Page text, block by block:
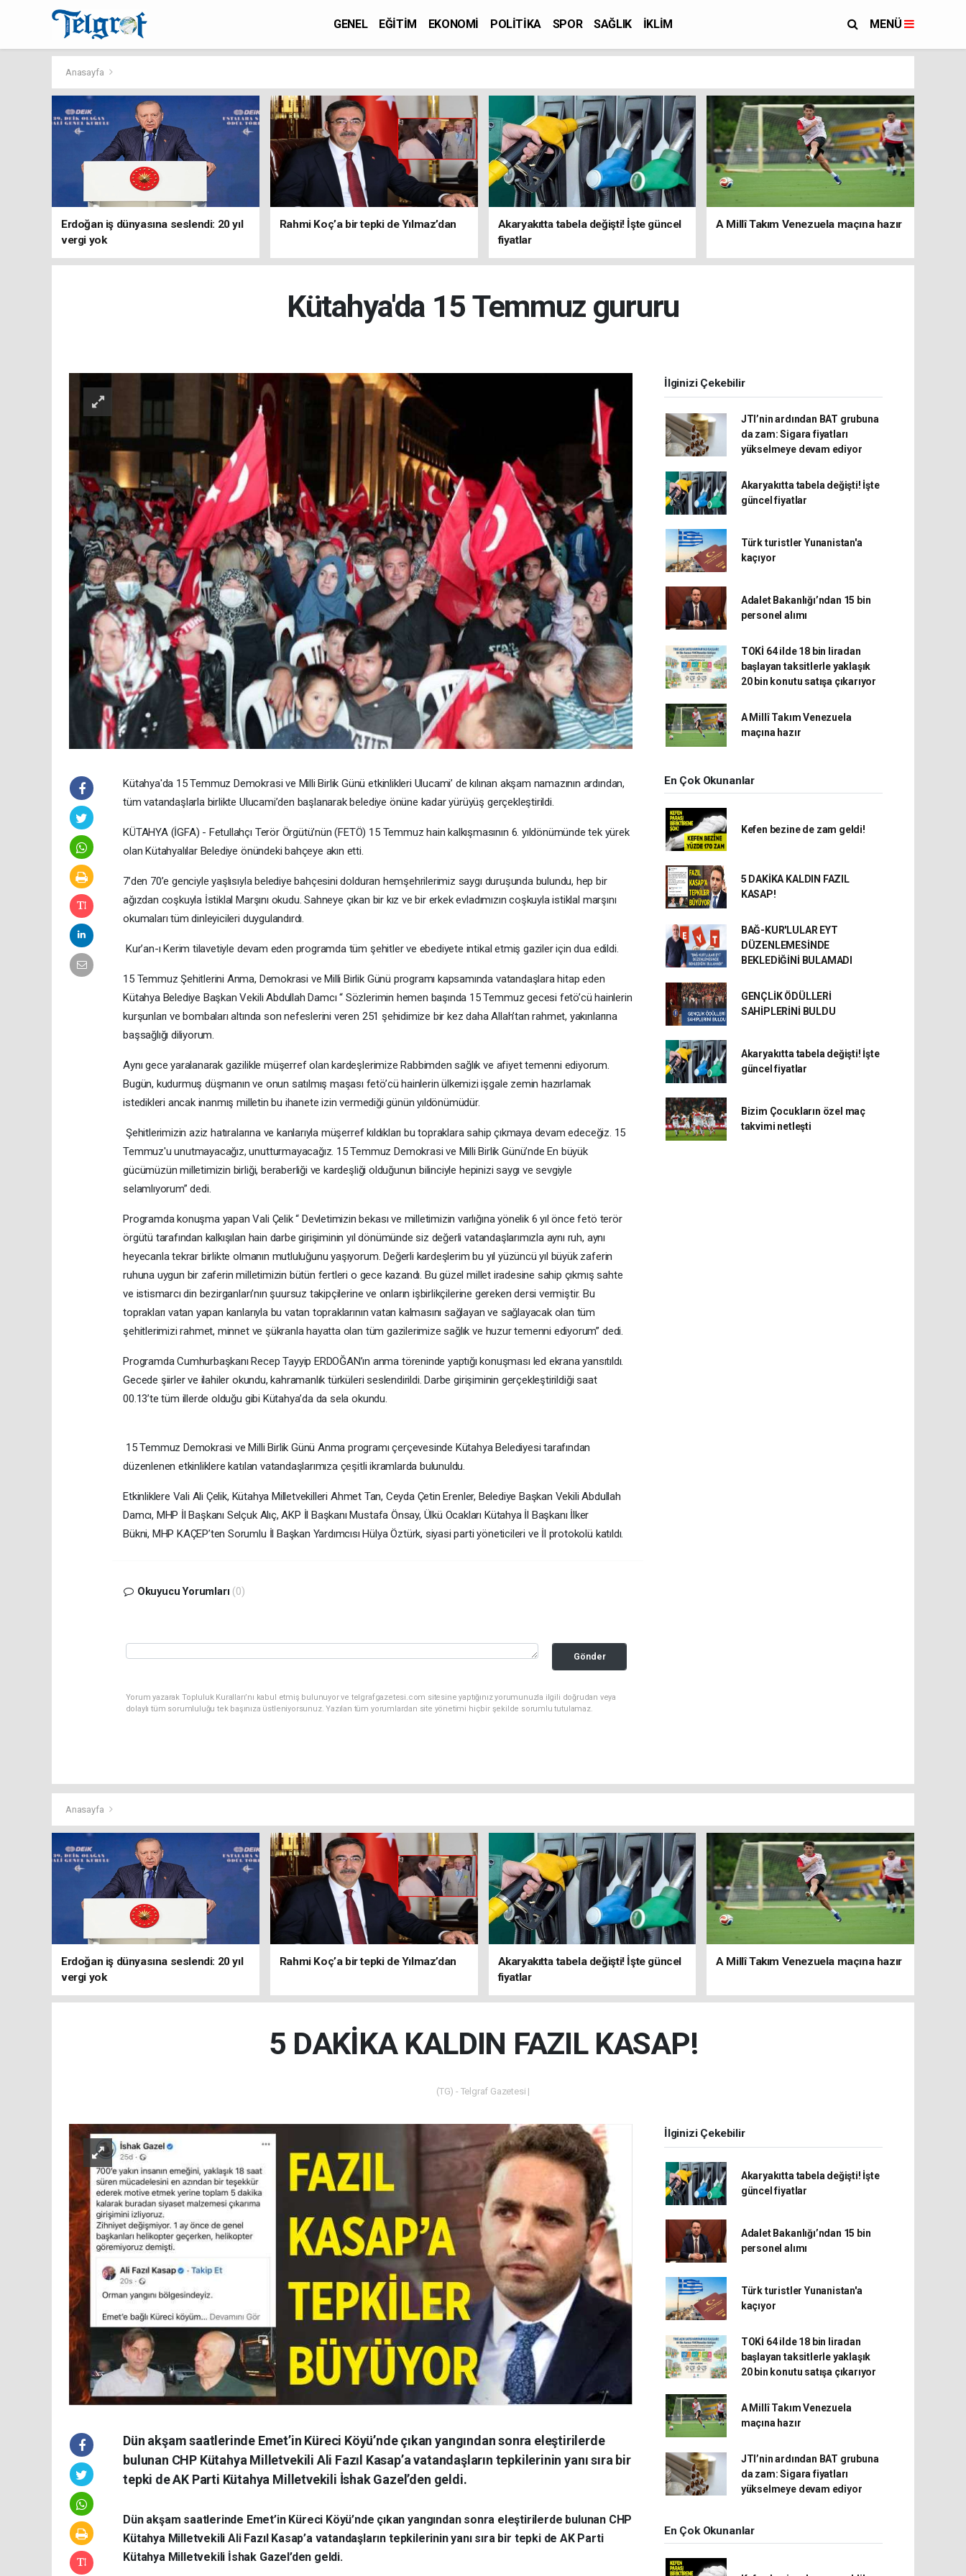
GENEL EĞİTİM EKONOMİ POLİTİKA SPOR SAĞLIK İKLİM MENÜ
Anasayfa
Erdoğan iş dünyasına seslendi: 20 yıl
vergi yok
Rahmi Koç’a bir tepki de Yılmaz’dan
Akaryakıtta tabela değişti! İşte güncel
fiyatlar
A Millî Takım Venezuela maçına hazır
Kütahya'da 15 Temmuz gururu
Kütahya'da 15 Temmuz Demokrasi ve Milli Birlik Günü etkinlikleri Ulucami’ de kılınan akşam namazının ardından,
tüm vatandaşlarla birlikte Ulucami’den başlanarak belediye önüne kadar yürüyüş gerçekleştirildi.
KÜTAHYA (İGFA) - Fetullahçı Terör Örgütü’nün (FETÖ) 15 Temmuz hain kalkışmasının 6. yıldönümünde tek yürek
olan Kütahyalılar Belediye önündeki bahçeye akın etti.
7’den 70’e genciyle yaşlısıyla belediye bahçesini dolduran hemşehrilerimiz saygı duruşunda bulundu, hep bir
ağızdan coşkuyla İstiklal Marşını okudu. Sahneye çıkan bir kız ve bir erkek evladımızın coşkuyla istiklal marşını
okumaları tüm dinleyicileri duygulandırdı.
Kur’an-ı Kerim tilavetiyle devam eden programda tüm şehitler ve ebediyete intikal etmiş gaziler için dua edildi.
15 Temmuz Şehitlerini Anma, Demokrasi ve Milli Birlik Günü programı kapsamında vatandaşlara hitap eden
Kütahya Belediye Başkan Vekili Abdullah Damcı “ Sözlerimin hemen başında 15 Temmuz gecesi fetö’cü hainlerin
kurşunları ve bombaları altında son nefeslerini veren 251 şehidimize bir kez daha Allah’tan rahmet, yakınlarına
başsağlığı diliyorum.
Aynı gece yaralanarak gazilikle müşerref olan kardeşlerimize Rabbimden sağlık ve afiyet temenni ediyorum.
Bugün, kudurmuş düşmanın ve onun satılmış maşası fetö’cü hainlerin ülkemizi işgale zemin hazırlamak
istedikleri ancak inanmış milletin bu ihanete izin vermediği günün yıldönümüdür.
Şehitlerimizin aziz hatıralarına ve kanlarıyla müşerref kıldıkları bu topraklara sahip çıkmaya devam edeceğiz. 15
Temmuz'u unutmayacağız, unutturmayacağız. 15 Temmuz Demokrasi ve Milli Birlik Günü’nde En büyük
gücümüzün milletimizin birliği, beraberliği ve kardeşliği olduğunun bilinciyle hepinizi saygı ve sevgiyle
selamlıyorum” dedi.
Programda konuşma yapan Vali Çelik “ Devletimizin bekası ve milletimizin varlığına yönelik 6 yıl önce fetö terör
örgütü tarafından kalkışılan hain darbe girişiminin yıl dönümünde siz değerli vatandaşlarımızla aynı ruh, aynı
heyecanla tekrar birlikte olmanın mutluluğunu yaşıyorum. Değerli kardeşlerim bu yıl yüzüncü yıl büyük zaferin
ruhuna uygun bir zaferin milletimizin bütün fertleri o gece kazandı. Bu güzel millet iradesine sahip çıkmış sahte
ve istismarcı din bezirganları’nın şuursuz takipçilerine ve onların işbirlikçilerine gereken dersi vermiştir. Bu
toprakları vatan yapan kanlarıyla bu vatan topraklarının vatan kalmasını sağlayan ve sağlayacak olan tüm
şehitlerimizi rahmet, minnet ve şükranla hayatta olan tüm gazilerimize sağlık ve huzur temenni ediyorum” dedi.
Programda Cumhurbaşkanı Recep Tayyip ERDOĞAN’ın anma töreninde yaptığı konuşması led ekrana yansıtıldı.
Gecede şiirler ve ilahiler okundu, kahramanlık türküleri seslendirildi. Darbe girişiminin gerçekleştirildiği saat
00.13’te tüm illerde olduğu gibi Kütahya’da da sela okundu.
15 Temmuz Demokrasi ve Milli Birlik Günü Anma programı çerçevesinde Kütahya Belediyesi tarafından
düzenlenen etkinliklere katılan vatandaşlarımıza çeşitli ikramlarda bulunuldu.
Etkinliklere Vali Ali Çelik, Kütahya Milletvekilleri Ahmet Tan, Ceyda Çetin Erenler, Belediye Başkan Vekili Abdullah
Damcı, MHP İl Başkanı Selçuk Alıç, AKP İl Başkanı Mustafa Önsay, Ülkü Ocakları Kütahya İl Başkanı İlker
Bükni, MHP KAÇEP’ten Sorumlu İl Başkan Yardımcısı Hülya Öztürk, siyasi parti yöneticileri ve İl protokolü katıldı.
Okuyucu Yorumları (0)
Gönder
Yorum yazarak Topluluk Kuralları’nı kabul etmiş bulunuyor ve telgrafgazetesi.com sitesine yaptığınız yorumunuzla ilgili doğrudan veya
dolaylı tüm sorumluluğu tek başınıza üstleniyorsunuz. Yazılan tüm yorumlardan site yönetimi hiçbir şekilde sorumlu tutulamaz.
İlginizi Çekebilir
JTI’nin ardından BAT grubuna
da zam: Sigara fiyatları
yükselmeye devam ediyor
Akaryakıtta tabela değişti! İşte
güncel fiyatlar
Türk turistler Yunanistan'a
kaçıyor
Adalet Bakanlığı’ndan 15 bin
personel alımı
TOKİ 64 ilde 18 bin liradan
başlayan taksitlerle yaklaşık
20 bin konutu satışa çıkarıyor
A Millî Takım Venezuela
maçına hazır
En Çok Okunanlar
Kefen bezine de zam geldi!
5 DAKİKA KALDIN FAZIL
KASAP!
BAĞ-KUR'LULAR EYT
DÜZENLEMESİNDE
BEKLEDİĞİNİ BULAMADI
GENÇLİK ÖDÜLLERİ
SAHİPLERİNİ BULDU
Akaryakıtta tabela değişti! İşte
güncel fiyatlar
Bizim Çocukların özel maç
takvimi netleşti
Anasayfa
Erdoğan iş dünyasına seslendi: 20 yıl
vergi yok
Rahmi Koç’a bir tepki de Yılmaz’dan
Akaryakıtta tabela değişti! İşte güncel
fiyatlar
A Millî Takım Venezuela maçına hazır
5 DAKİKA KALDIN FAZIL KASAP!
(TG) - Telgraf Gazetesi |
Dün akşam saatlerinde Emet’in Küreci Köyü’nde çıkan yangından sonra eleştirilerde
bulunan CHP Kütahya Milletvekili Ali Fazıl Kasap’a vatandaşların tepkilerinin yanı sıra bir
tepki de AK Parti Kütahya Milletvekili İshak Gazel’den geldi.
Dün akşam saatlerinde Emet’in Küreci Köyü’nde çıkan yangından sonra eleştirilerde bulunan CHP
Kütahya Milletvekili Ali Fazıl Kasap’a vatandaşların tepkilerinin yanı sıra bir tepki de AK Parti
Kütahya Milletvekili İshak Gazel’den geldi.
İlginizi Çekebilir
Akaryakıtta tabela değişti! İşte
güncel fiyatlar
Adalet Bakanlığı’ndan 15 bin
personel alımı
Türk turistler Yunanistan'a
kaçıyor
TOKİ 64 ilde 18 bin liradan
başlayan taksitlerle yaklaşık
20 bin konutu satışa çıkarıyor
A Millî Takım Venezuela
maçına hazır
JTI’nin ardından BAT grubuna
da zam: Sigara fiyatları
yükselmeye devam ediyor
En Çok Okunanlar